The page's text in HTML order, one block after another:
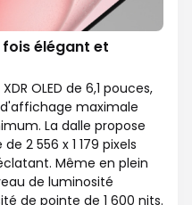
fois élégant et
OLED de 6,1 pouces,
maximale
La dalle propose
2 556 x 1 179 pixels
Même en plein
de luminosité
de pointe de 1 600 nits.